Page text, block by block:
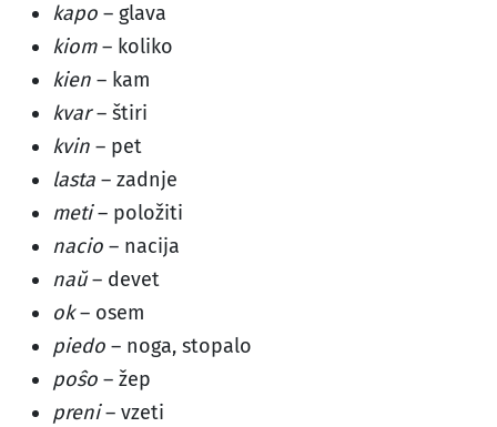
kapo – glava
kiom– koliko
kien – kam
kvar– štiri
kvin – pet
lasta – zadnje
meti– položiti
nacio – nacija
naŭ– devet
ok– osem
piedo – noga, stopalo
poŝo – žep
preni– vzeti